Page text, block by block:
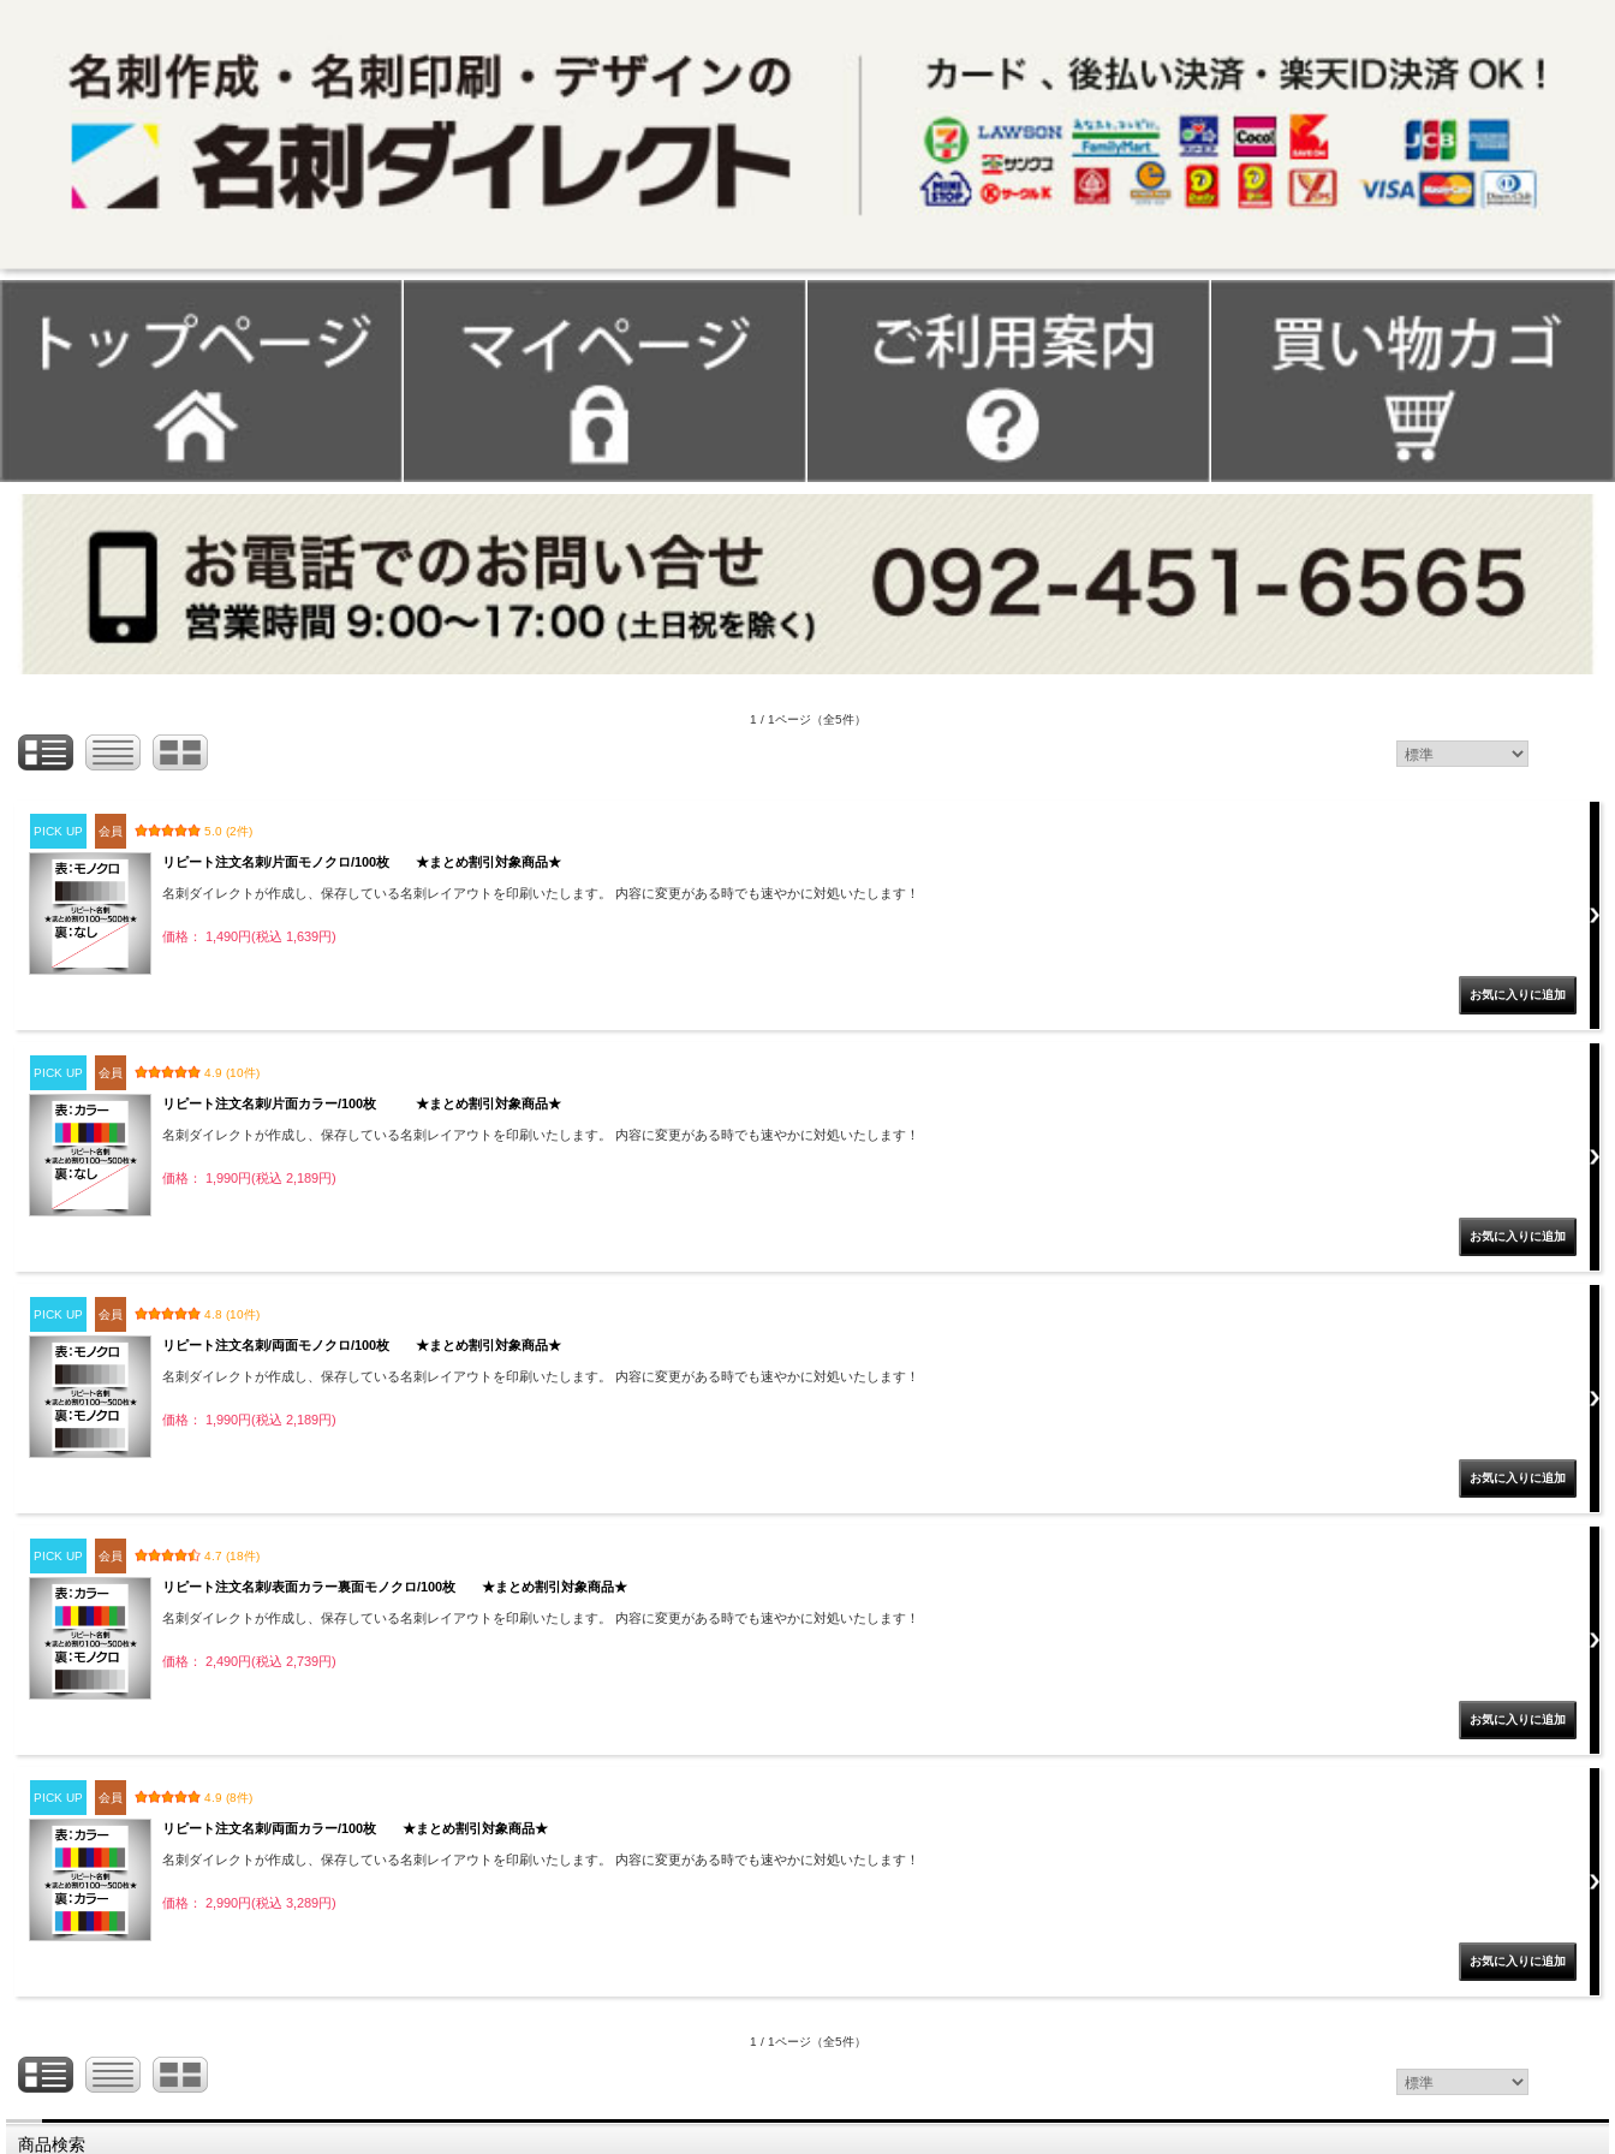
1 / 1ページ （全5件）
PICK UP 会員 5.0 (2件)
リピート注文名刺/片面モノクロ/100枚 ★まとめ割引対象商品★
名刺ダイレクトが作成し、保存している名刺レイアウトを印刷いたします。 内容に変更がある時でも速やかに対処いたします！
価格： 1,490円(税込 1,639円)
PICK UP 会員 4.9 (10件)
リピート注文名刺/片面カラー/100枚 ★まとめ割引対象商品★
名刺ダイレクトが作成し、保存している名刺レイアウトを印刷いたします。 内容に変更がある時でも速やかに対処いたします！
価格： 1,990円(税込 2,189円)
PICK UP 会員 4.8 (10件)
リピート注文名刺/両面モノクロ/100枚 ★まとめ割引対象商品★
名刺ダイレクトが作成し、保存している名刺レイアウトを印刷いたします。 内容に変更がある時でも速やかに対処いたします！
価格： 1,990円(税込 2,189円)
PICK UP 会員 4.7 (18件)
リピート注文名刺/表面カラー裏面モノクロ/100枚 ★まとめ割引対象商品★
名刺ダイレクトが作成し、保存している名刺レイアウトを印刷いたします。 内容に変更がある時でも速やかに対処いたします！
価格： 2,490円(税込 2,739円)
PICK UP 会員 4.9 (8件)
リピート注文名刺/両面カラー/100枚 ★まとめ割引対象商品★
名刺ダイレクトが作成し、保存している名刺レイアウトを印刷いたします。 内容に変更がある時でも速やかに対処いたします！
価格： 2,990円(税込 3,289円)
1 / 1ページ （全5件）
商品検索